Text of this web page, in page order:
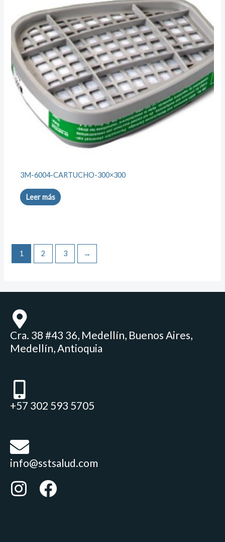
3M-6004-CARTUCHO-300×300
Leer más
1 2 3 →
Cra. 38 #43 36, Medellín, Buenos Aires,
Medellín, Antioquia
+57 302 593 5705
info@sstsalud.com